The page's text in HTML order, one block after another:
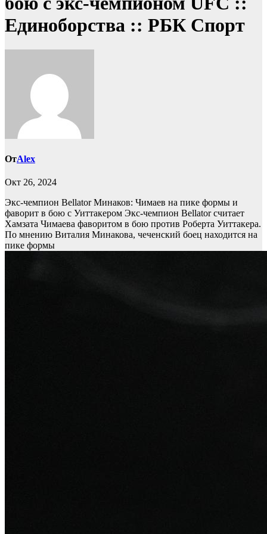
Единоборства :: РБК Спорт
ОтAlex
Окт 26, 2024
Экс-чемпион Bellator Минаков: Чимаев на пике формы и
фаворит в бою с Уиттакером Экс-чемпион Bellator считает
Хамзата Чимаева фаворитом в бою против Роберта Уиттакера.
По мнению Виталия Минакова, чеченский боец находится на
пике формы